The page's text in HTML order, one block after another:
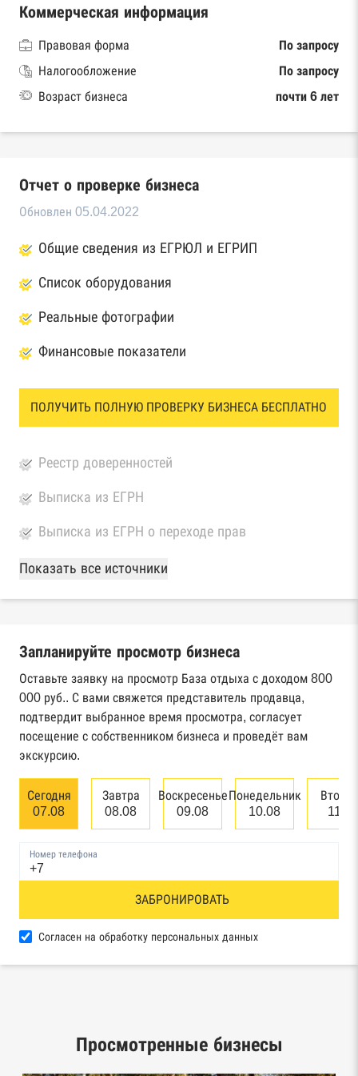
Коммерческая информация
Правовая форма
По запросу
Налогообложение
По запросу
Возраст бизнеса
почти 6 лет
Отчет о проверке бизнеса
Обновлен 05.04.2022
Общие сведения из ЕГРЮЛ и ЕГРИП
Список оборудования
Реальные фотографии
Финансовые показатели
ПОЛУЧИТЬ ПОЛНУЮ ПРОВЕРКУ БИЗНЕСА БЕСПЛАТНО
Реестр доверенностей
Выписка из ЕГРН
Выписка из ЕГРН о переходе прав
База Росстата
Реестры ЕГРЮЛ и ЕГРИП Федеральной
Реестр государственных контрактов
Федерального казначейства
Картотека арбитражных дел Высшего
арбитражного суда
Единый федеральный реестр сведений о
банкротстве юридических лиц
Реестр товарных знаков и знаков обслуживания
База исполнительного производства
Реестры лицензий: Росалкоголь,
Росздравнадзор, Рособрнадзор, Роскомнадзор,
Показать все источники
Запланируйте просмотр бизнеса
Оставьте заявку на просмотр База отдыха с доходом 800
000 руб.. С вами свяжется представитель продавца,
подтвердит выбранное время просмотра, согласует
посещение с собственником бизнеса и проведёт вам
экскурсию.
Сегодня
07.08
Завтра
08.08
Воскресенье
09.08
Понедельник
10.08
11.08
Номер телефона
ЗАБРОНИРОВАТЬ
Согласен на обработку персональных данных
Просмотренные бизнесы